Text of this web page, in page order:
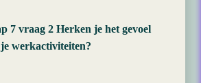
7 vraag 2 Herken je het gevoel
werkactiviteiten?